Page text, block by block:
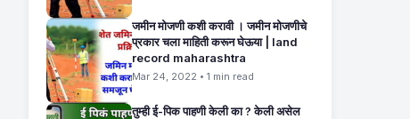
जमीन मोजणी कशी करावी । जमीन मोजणीचे
प्रकार चला माहिती करून घेऊया | land
record maharashtra
Mar 24, 2022 • 1 min read
तुम्ही ई-पिक पाहणी केली का ? केली असेल